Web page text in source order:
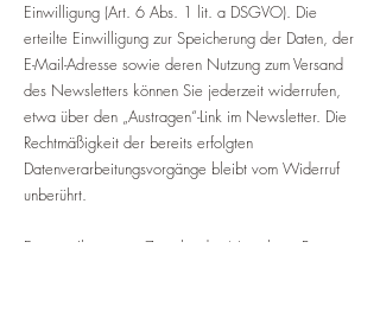
Einwilligung (Art. 6 Abs. 1 lit. a DSGVO). Die
erteilte Einwilligung zur Speicherung der Daten, der
E-Mail-Adresse sowie deren Nutzung zum Versand
des Newsletters können Sie jederzeit widerrufen,
etwa über den „Austragen“-Link im Newsletter. Die
Rechtmäßigkeit der bereits erfolgten
Datenverarbeitungsvorgänge bleibt vom Widerruf
unberührt.
Die von Ihnen zum Zwecke des Newsletter-Bezugs